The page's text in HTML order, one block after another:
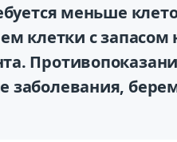
меньше
клетки с запасом
заболевания,